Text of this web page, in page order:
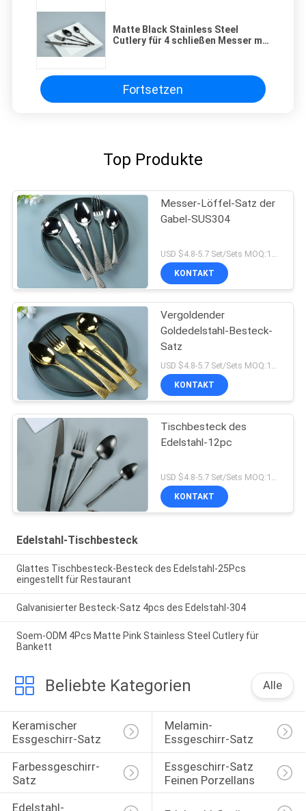
Matte Black Stainless Steel
Cutlery für 4 schließen Messer mit
Fortsetzen
Top Produkte
Messer-Löffel-Satz der
Gabel-SUS304
USD $4.8-5.7 Set/Sets MOQ:10 Satz/Sätze
KONTAKT
Vergoldender
Goldedelstahl-Besteck-
Satz
KONTAKT
Tischbesteck des
Edelstahl-12pc
KONTAKT
Edelstahl-Tischbesteck
Glattes Tischbesteck-Besteck des Edelstahl-25Pcs
eingestellt für Restaurant
Galvanisierter Besteck-Satz 4pcs des Edelstahl-304
Soem-ODM 4Pcs Matte Pink Stainless Steel Cutlery für
Bankett
Beliebte Kategorien Alle
Keramischer
Essgeschirr-Satz
Melamin-
Essgeschirr-Satz
Farbessgeschirr-
Satz
Essgeschirr-Satz
Feinen Porzellans
Edelstahl-